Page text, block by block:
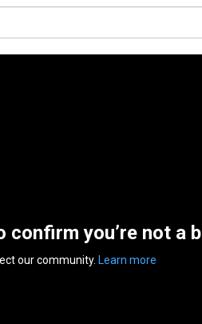
confirm you’re not a
our community. Learn more